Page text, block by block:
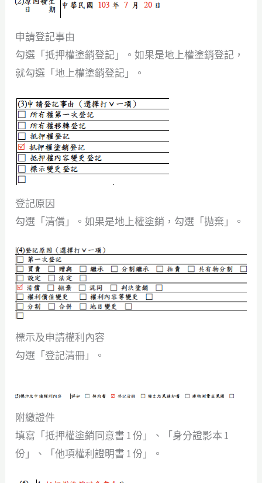
申請登記事由
勾選「抵押權塗銷登記」。如果是地上權塗銷登記，
就勾選「地上權塗銷登記」。
登記原因
勾選「清償」。如果是地上權塗銷，勾選「拋棄」。
標示及申請權利內容
勾選「登記清冊」。
附繳證件
填寫「抵押權塗銷同意書 1 份」、「身分證影本 1
份」、「他項權利證明書 1 份」。